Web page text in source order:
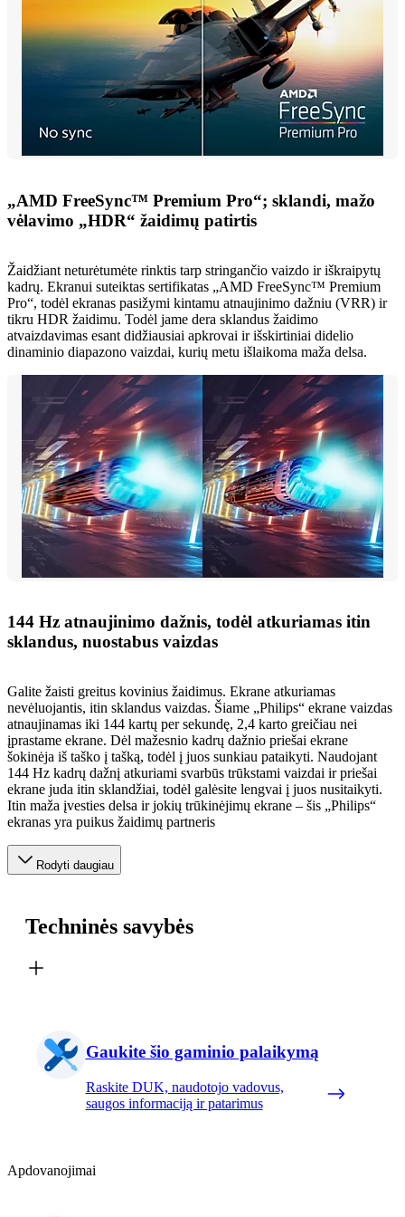
„AMD FreeSync™ Premium Pro“; sklandi, mažo
vėlavimo „HDR“ žaidimų patirtis
Žaidžiant neturėtumėte rinktis tarp stringančio vaizdo ir iškraipytų
kadrų. Ekranui suteiktas sertifikatas „AMD FreeSync™ Premium
Pro“, todėl ekranas pasižymi kintamu atnaujinimo dažniu (VRR) ir
tikru HDR žaidimu. Todėl jame dera sklandus žaidimo
atvaizdavimas esant didžiausiai apkrovai ir išskirtiniai didelio
dinaminio diapazono vaizdai, kurių metu išlaikoma maža delsa.
144 Hz atnaujinimo dažnis, todėl atkuriamas itin
sklandus, nuostabus vaizdas
Galite žaisti greitus kovinius žaidimus. Ekrane atkuriamas
nevėluojantis, itin sklandus vaizdas. Šiame „Philips“ ekrane vaizdas
atnaujinamas iki 144 kartų per sekundę, 2,4 karto greičiau nei
įprastame ekrane. Dėl mažesnio kadrų dažnio priešai ekrane
šokinėja iš taško į tašką, todėl į juos sunkiau pataikyti. Naudojant
144 Hz kadrų dažnį atkuriami svarbūs trūkstami vaizdai ir priešai
ekrane juda itin sklandžiai, todėl galėsite lengvai į juos nusitaikyti.
Itin maža įvesties delsa ir jokių trūkinėjimų ekrane – šis „Philips“
ekranas yra puikus žaidimų partneris
Rodyti daugiau
Techninės savybės
Gaukite šio gaminio palaikymą
Raskite DUK, naudotojo vadovus,
saugos informaciją ir patarimus
Apdovanojimai